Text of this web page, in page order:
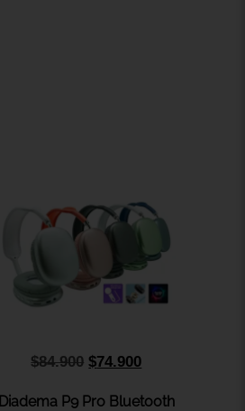
$84.900 $74.900
Diadema P9 Pro Bluetooth